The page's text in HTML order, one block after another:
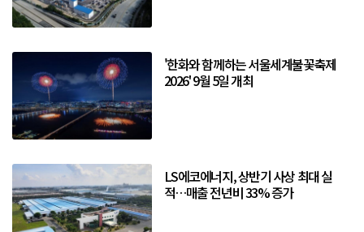
'한화와 함께하는 서울세계불꽃축제
2026' 9월 5일 개최
LS에코에너지, 상반기 사상 최대 실
적…매출 전년비 33% 증가